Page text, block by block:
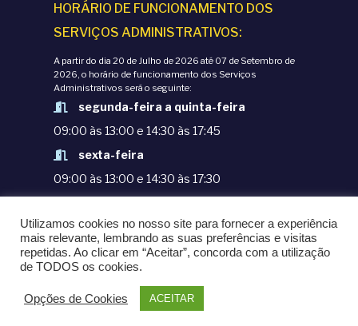
HORÁRIO DE FUNCIONAMENTO DOS
SERVIÇOS ADMINISTRATIVOS:
A partir do dia 20 de Julho de 2026 até 07 de Setembro de
2026, o horário de funcionamento dos Serviços
Administrativos será o seguinte:
segunda-feira a quinta-feira
09:00 às 13:00 e 14:30 às 17:45
sexta-feira
09:00 às 13:00 e 14:30 às 17:30
POLÍTICAS DE PRIVACIDADE
© COPYRIGHT 1998-2020. EPM - ESCOLA
PORTUGUESA DE MACAU
POWERED BY OMNI LTD.
Utilizamos cookies no nosso site para fornecer a experiência
mais relevante, lembrando as suas preferências e visitas
repetidas. Ao clicar em “Aceitar”, concorda com a utilização
de TODOS os cookies.
Opções de Cookies ACEITAR